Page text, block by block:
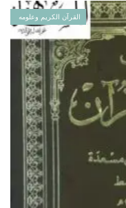
القرآن الكريم وعلومه